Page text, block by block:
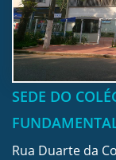
SEDE DO
Rua Duarte da